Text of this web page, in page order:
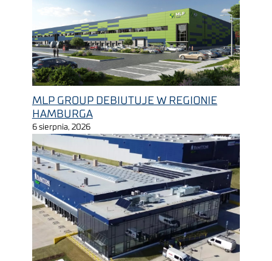
MLP GROUP DEBIUTUJE W REGIONIE
HAMBURGA
6 sierpnia, 2026